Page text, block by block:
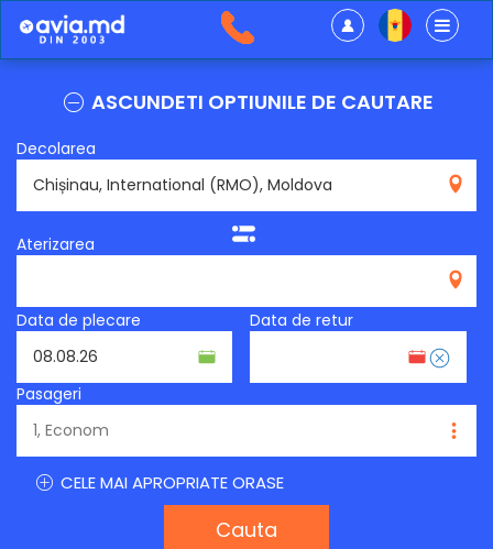
ASCUNDETI OPTIUNILE DE CAUTARE
Decolarea
Aterizarea
Data de plecare Data de retur
Pasageri
CELE MAI APROPRIATE ORASE
Cauta